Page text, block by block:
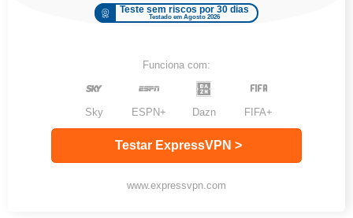
Teste sem riscos por 30 dias
Testado em Agosto 2026
Funciona com:
Sky ESPN+ Dazn FIFA+
Testar ExpressVPN >
www.expressvpn.com